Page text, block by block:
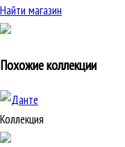
Найти магазин
Похожие коллекции
Коллекция